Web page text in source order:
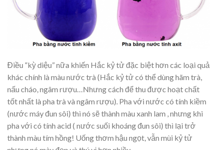
Điều “kỳ diệu” nữa khiến Hắc kỷ tử đặc biệt hơn các loại quả
khác chính là màu nước trà (Hắc kỷ tử có thể dùng hãm trà,
nấu cháo, ngâm rượu…Nhưng cách để thu được hoạt chất
tốt nhất là pha trà và ngâm rượu). Pha với nước có tính kiềm
(nước máy đun sôi) thì nó sẽ thành màu xanh lam , nhưng khi
pha với có tính acid ( nước suối khoáng đun sôi) thì lại trở
thành màu tím hồng! Uống thơm hậu ngọt, vẫn mùi kỷ tử